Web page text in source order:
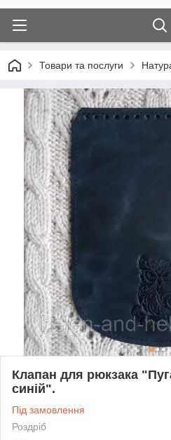
Товари та послуги
Клапан для рюкзака
синій".
Під замовлення
Роздріб